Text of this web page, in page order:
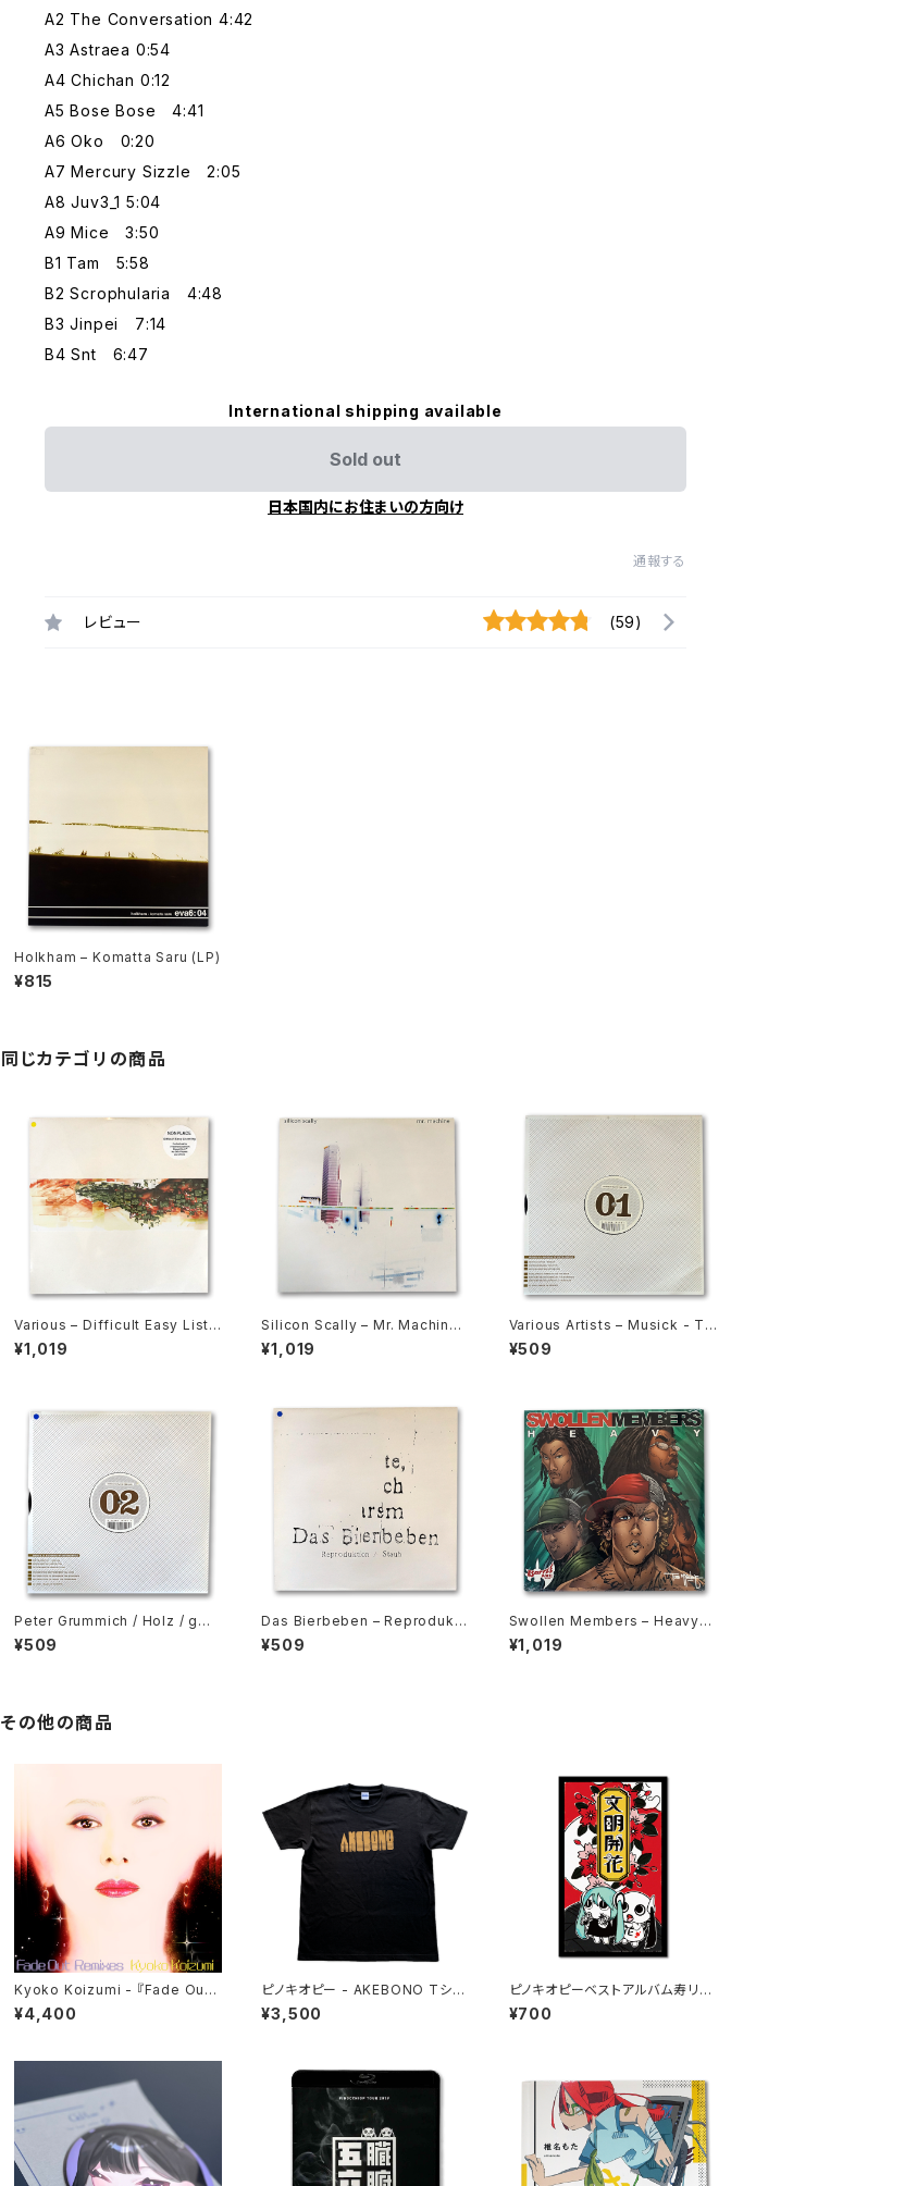
A2 The Conversation 4:42
A3 Astraea 0:54
A4 Chichan 0:12
A5 Bose Bose 4:41
A6 Oko 0:20
A7 Mercury Sizzle 2:05
A8 Juv3_1 5:04
A9 Mice 3:50
B1 Tam 5:58
B2 Scrophularia 4:48
B3 Jinpei 7:14
B4 Snt 6:47
International shipping available
Sold out
日本国内にお住まいの方向け
通報する
レビュー (59)
Holkham ‎– Komatta Saru (LP)
¥815
同じカテゴリの商品
Various ‎– Difficult Easy Liste
ning (2LP)
¥1,019
Silicon Scally ‎– Mr. Machine
(2LP)
¥1,019
Various Artists ‎– Musick - To
Play In The Club (EP)
¥509
Peter Grummich / Holz / gwE
m ‎– Musick - To Play In The
Club (EP)
¥509
Das Bierbeben ‎– Reprodukti
on / Staub (12” EP)
¥509
Swollen Members ‎– Heavy
(2LP)
¥1,019
その他の商品
Kyoko Koizumi - 『Fade Out
Remixes』
¥4,400
ピノキオピー - AKEBONO Tシャ
ツ（黒）
¥3,500
ピノキオピーベストアルバム寿リリ
ースパーティ「文明開花」メッセー
ジカード
¥700